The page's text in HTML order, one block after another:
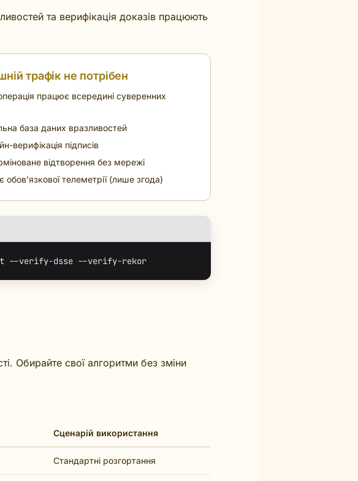
та верифікація доказів працюють
трафік не потрібен
працює всередині суверенних
база даних вразливостей
верифікація підписів
відтворення без мережі
обов’язкової телеметрії (лише згода)
Обирайте свої алгоритми без зміни
Сценарій використання
Стандартні розгортання